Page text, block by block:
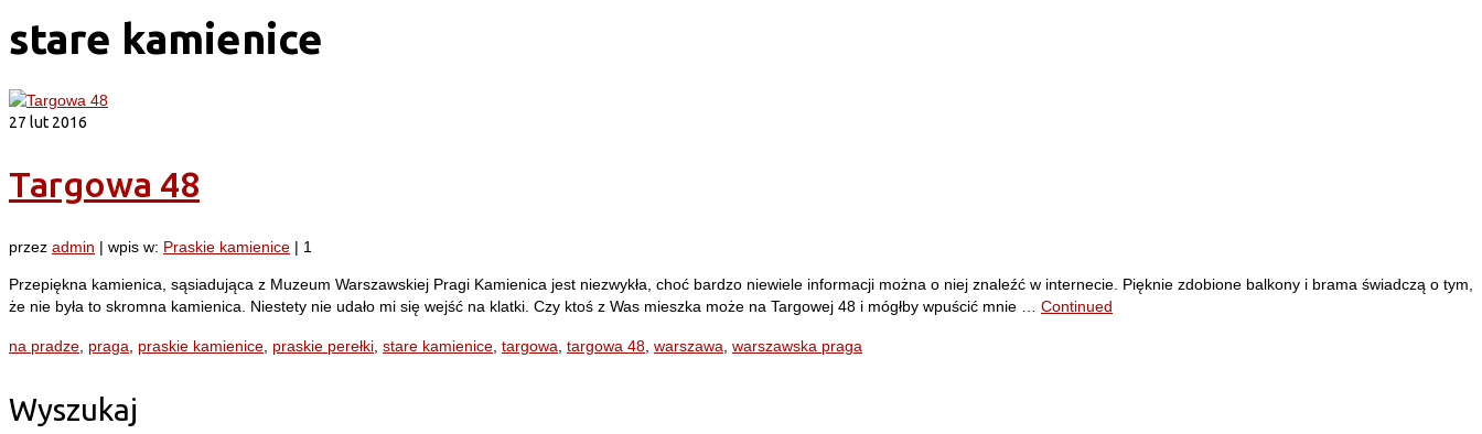
stare kamienice
27 lut 2016
Targowa 48
przez admin | wpis w: Praskie kamienice | 1
Przepiękna kamienica, sąsiadująca z Muzeum Warszawskiej Pragi Kamienica jest niezwykła, choć bardzo niewiele informacji można o niej znaleźć w internecie. Pięknie zdobione balkony i brama świadczą o tym,
że nie była to skromna kamienica. Niestety nie udało mi się wejść na klatki. Czy ktoś z Was mieszka może na Targowej 48 i mógłby wpuścić mnie … Continued
na pradze praga praskie kamienice praskie perełki stare kamienice targowa targowa 48 warszawa warszawska praga
Wyszukaj